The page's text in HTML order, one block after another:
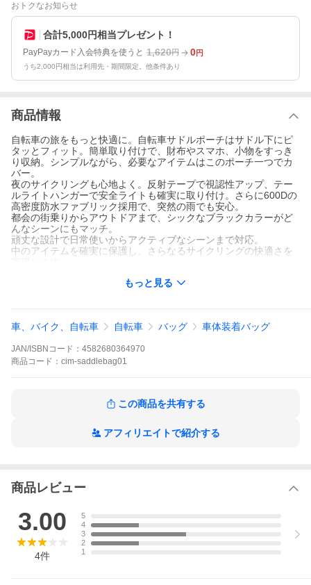
おトクなお知らせ
合計5,000円相当プレゼント！
PayPayカード入会特典を使うと 1,620円 0円
うち2,000円相当は利用先・期間限定。他条件あり
商品情報
自転車の旅をもっと快適に。自転車サドルポーチはサドル下にピ
タッとフィット。簡単取り付けで、財布やスマホ、小物をすっき
り収納。シンプルながら、必要なアイテムはこのポーチ一つでカ
バー。
夜のサイクリングも心地よく。反射テープで視認性アップ、テー
ルライトハンガーで安全ライトも確実に取り付け。さらに600Dの
高密度防水ファブリック採用で、突然の雨でも安心。
都会の街乗りからアウトドアまで、シックなブラックカラーがど
んなシーンにもマッチ。
頑丈な設計で日常使いからアクティブなシーンまで対応。
中のアイテムを確実に保護し、さらなるサイクリングの快適さを
自転車サドルポーチがあなたのサイクリングを、しっかりサポー
サイズ：20cm×8cm×6cm(長さ×高さ×幅)
容量：大容量
素材：600D、反射ストリップ
もっと見る
車、バイク、自転車 自転車 バッグ 車体装着バッグ
JAN/ISBNコード： 4582680364970
商品 コード： cim-saddlebag01
この商品を共有する
アフィリエイトで紹介する
商品レビュー
3.00
4件
5
4
3
2
1